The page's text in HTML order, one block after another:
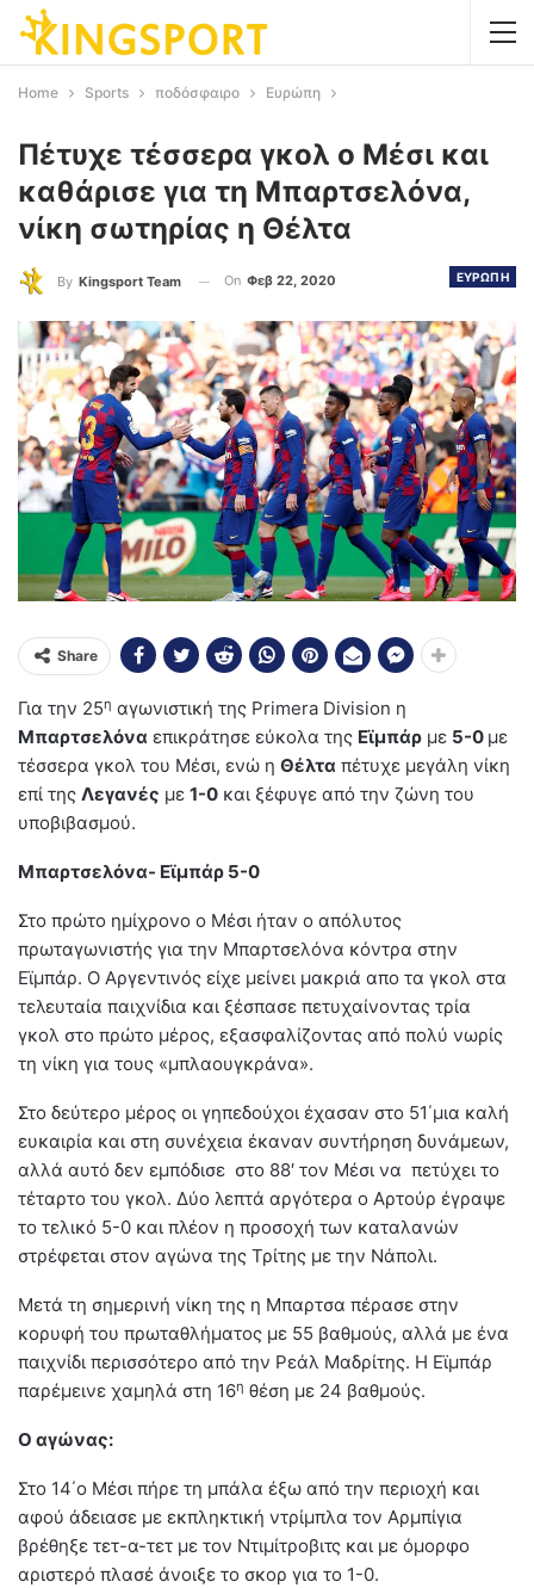
Home Sports ποδόσφαιρο Ευρώπη
Πέτυχε τέσσερα γκολ ο Μέσι και
καθάρισε για τη Μπαρτσελόνα,
νίκη σωτηρίας η Θέλτα
ΕΥΡΩΠΗ
By Kingsport Team On Φεβ 22, 2020
Share
Για την 25η αγωνιστική της Primera Division η
Μπαρτσελόνα επικράτησε εύκολα της Εϊμπάρ με 5-0 με
τέσσερα γκολ του Μέσι, ενώ η Θέλτα πέτυχε μεγάλη νίκη
επί της Λεγανές με 1-0 και ξέφυγε από την ζώνη του
υποβιβασμού.
Μπαρτσελόνα- Εϊμπάρ 5-0
Στο πρώτο ημίχρονο ο Μέσι ήταν ο απόλυτος
πρωταγωνιστής για την Μπαρτσελόνα κόντρα στην
Εϊμπάρ. Ο Αργεντινός είχε μείνει μακριά απο τα γκολ στα
τελευταία παιχνίδια και ξέσπασε πετυχαίνοντας τρία
γκολ στο πρώτο μέρος, εξασφαλίζοντας από πολύ νωρίς
τη νίκη για τους «μπλαουγκράνα».
Στο δεύτερο μέρος οι γηπεδούχοι έχασαν στο 51΄μια καλή
ευκαιρία και στη συνέχεια έκαναν συντήρηση δυνάμεων,
αλλά αυτό δεν εμπόδισε στο 88′ τον Μέσι να πετύχει το
τέταρτο του γκολ. Δύο λεπτά αργότερα ο Αρτούρ έγραψε
το τελικό 5-0 και πλέον η προσοχή των καταλανών
στρέφεται στον αγώνα της Τρίτης με την Νάπολι.
Μετά τη σημερινή νίκη της η Μπαρτσα πέρασε στην
κορυφή του πρωταθλήματος με 55 βαθμούς, αλλά με ένα
παιχνίδι περισσότερο από την Ρεάλ Μαδρίτης. Η Εϊμπάρ
παρέμεινε χαμηλά στη 16η θέση με 24 βαθμούς.
Ο αγώνας:
Στο 14΄ο Μέσι πήρε τη μπάλα έξω από την περιοχή και
αφού άδειασε με εκπληκτική ντρίμπλα τον Αρμπίγια
βρέθηξε τετ-α-τετ με τον Ντιμίτροβιτς και με όμορφο
αριστερό πλασέ άνοιξε το σκορ για το 1-0.